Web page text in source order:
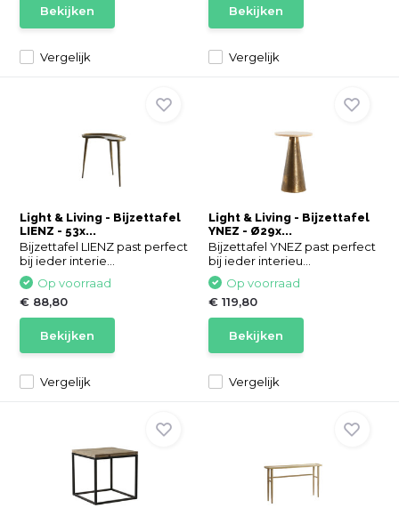
Vergelijk
Bekijken
Vergelijk
Bekijken
Light & Living - Bijzettafel
LIENZ - 53x...
Bijzettafel LIENZ past perfect
bij ieder interie...
Vergelijk
Op voorraad
€ 88,80
Bekijken
Light & Living - Bijzettafel
YNEZ - Ø29x...
Bijzettafel YNEZ past perfect
bij ieder interieu...
Vergelijk
Op voorraad
€ 119,80
Bekijken